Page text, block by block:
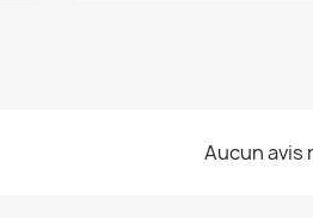
Aucun avis